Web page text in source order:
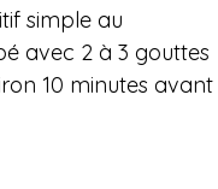
simple au
avec 2 à 3 gouttes
10 minutes avant